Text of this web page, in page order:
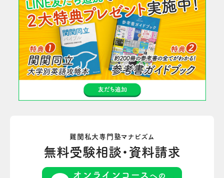
難関私大専門塾マナビズム
無料受験相談・資料請求